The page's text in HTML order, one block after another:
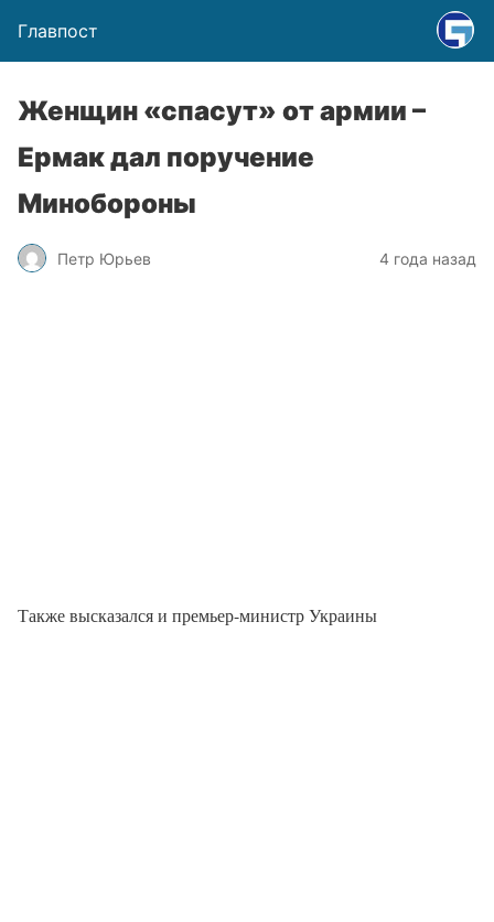
Главпост
Женщин «спасут» от армии –
Ермак дал поручение
Минобороны
Петр Юрьев 4 года назад
Также высказался и премьер-министр Украины